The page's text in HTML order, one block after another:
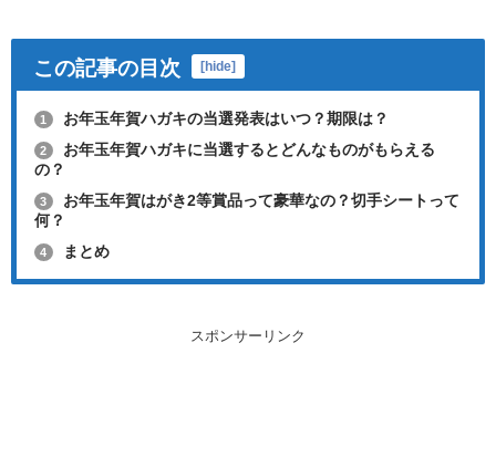
この記事の目次 [hide]
1 お年玉年賀ハガキの当選発表はいつ？期限は？
2
お年玉年賀ハガキに当選するとどんなものがもらえる
の？
3
お年玉年賀はがき2等賞品って豪華なの？切手シートって
何？
4 まとめ
スポンサーリンク